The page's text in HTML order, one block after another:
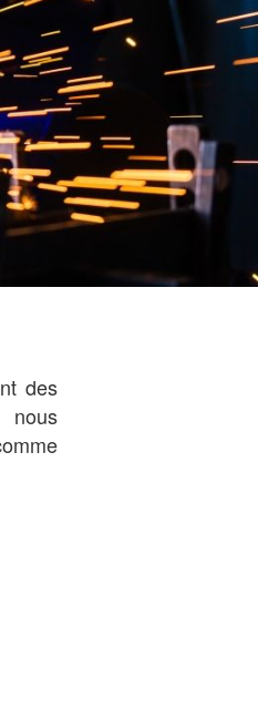
des
nous